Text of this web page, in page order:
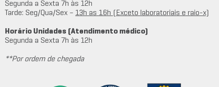
Segunda a Sexta 7h às 12h
Tarde: Seg/Qua/Sex – 13h as 16h (Exceto laboratoriais e raio-x)
Horário Unidades (Atendimento médico)
Segunda a Sexta 7h às 12h
**Por ordem de chegada